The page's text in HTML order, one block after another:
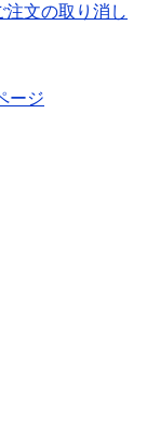
注文の取り消し
ージ